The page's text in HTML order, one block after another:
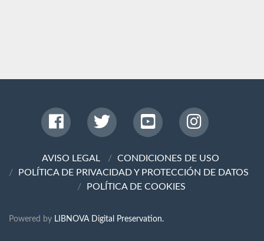
AVISO LEGAL
CONDICIONES DE USO
POLÍTICA DE PRIVACIDAD Y PROTECCIÓN DE DATOS
POLÍTICA DE COOKIES
Powered by LIBNOVA Digital Preservation.